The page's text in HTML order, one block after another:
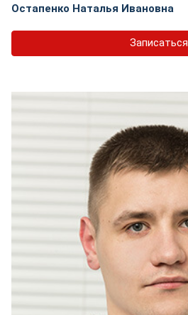
Остапенко Наталья Ивановна
Записаться